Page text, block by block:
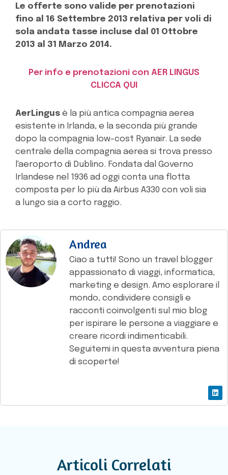
Le offerte sono valide per prenotazioni
fino al 16 Settembre 2013 relativa per voli di
sola andata tasse incluse dal 01 Ottobre
2013 al 31 Marzo 2014.
Per info e prenotazioni con AER LINGUS
CLICCA QUI
AerLingus è la più antica compagnia aerea
esistente in Irlanda, e la seconda più grande
dopo la compagnia low-cost Ryanair. La sede
centrale della compagnia aerea si trova presso
l'aeroporto di Dublino. Fondata dal Governo
Irlandese nel 1936 ad oggi conta una flotta
composta per lo più da Airbus A330 con voli sia
a lungo sia a corto raggio.
Andrea
Ciao a tutti! Sono un travel blogger
appassionato di viaggi, informatica,
marketing e design. Amo esplorare il
mondo, condividere consigli e
racconti coinvolgenti sul mio blog
per ispirare le persone a viaggiare e
creare ricordi indimenticabili.
Seguitemi in questa avventura piena
di scoperte!
Articoli Correlati